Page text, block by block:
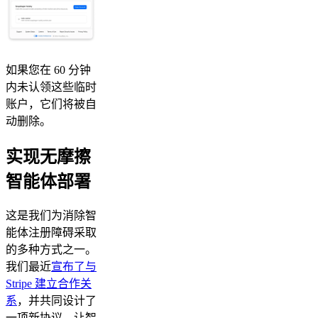
如果您在 60 分钟
内未认领这些临时
账户，它们将被自
动删除。
实现无摩擦
智能体部署
这是我们为消除智
能体注册障碍采取
的多种方式之一。
我们最近宣布了与
Stripe 建立合作关
系，并共同设计了